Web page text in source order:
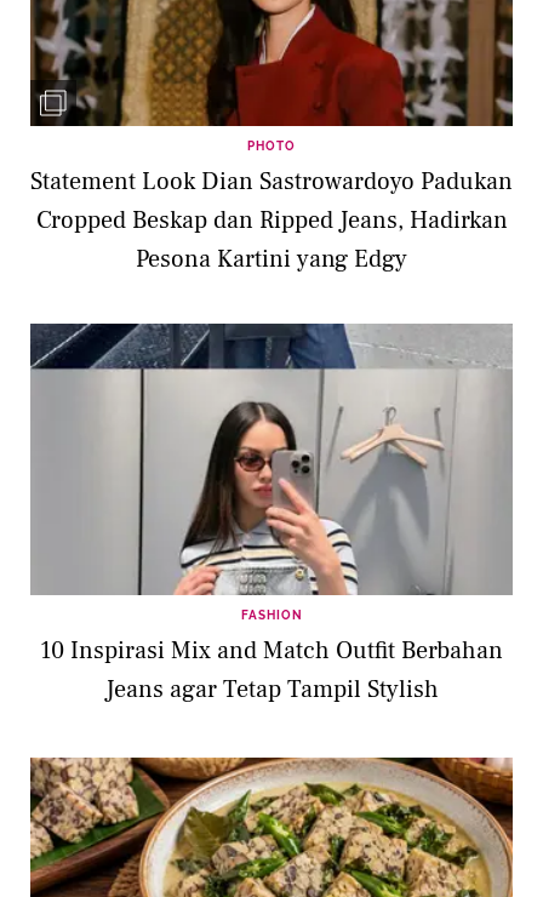
PHOTO
Statement Look Dian Sastrowardoyo Padukan
Cropped Beskap dan Ripped Jeans, Hadirkan
Pesona Kartini yang Edgy
FASHION
10 Inspirasi Mix and Match Outfit Berbahan
Jeans agar Tetap Tampil Stylish